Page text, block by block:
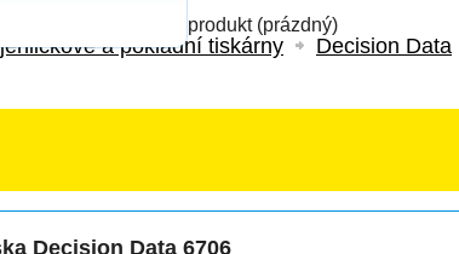
produkt (prázdný)
a pokladní tiskárny Decision Data
Decision Data 6706